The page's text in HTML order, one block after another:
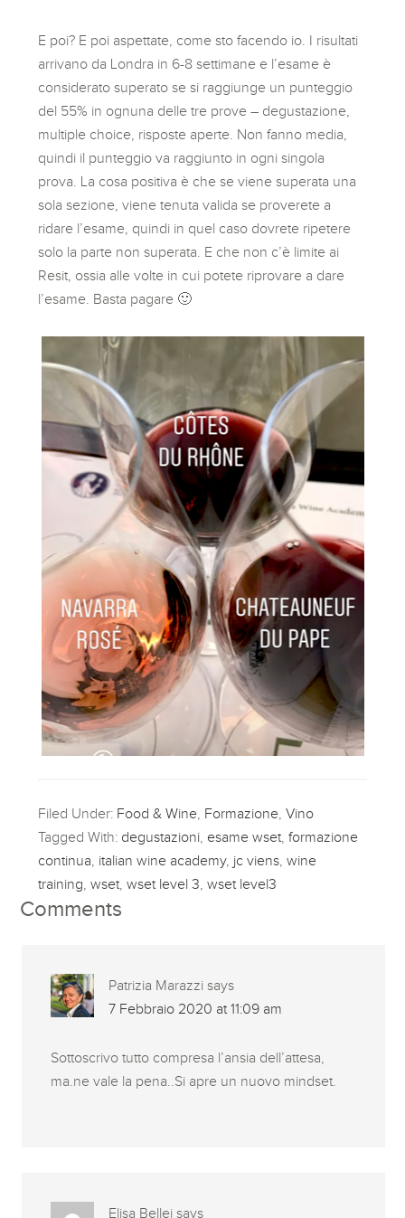
E poi? E poi aspettate, come sto facendo io. I risultati
arrivano da Londra in 6-8 settimane e l’esame è
considerato superato se si raggiunge un punteggio
del 55% in ognuna delle tre prove – degustazione,
multiple choice, risposte aperte. Non fanno media,
quindi il punteggio va raggiunto in ogni singola
prova. La cosa positiva è che se viene superata una
sola sezione, viene tenuta valida se proverete a
ridare l’esame, quindi in quel caso dovrete ripetere
solo la parte non superata. E che non c’è limite ai
Resit, ossia alle volte in cui potete riprovare a dare
l’esame. Basta pagare 🙂
Filed Under: Food & Wine Formazione ,Vino
Tagged With: degustazioni esame wset ,formazione
continua italian wine academy, jc viens ,wine
training ,wset ,wset level 3 ,wset level3
Comments
Patrizia Marazzi says
7 Febbraio 2020 at 11:09 am
Sottoscrivo tutto compresa l’ansia dell’attesa,
ma.ne vale la pena..Si apre un nuovo mindset.
Elisa Bellei says